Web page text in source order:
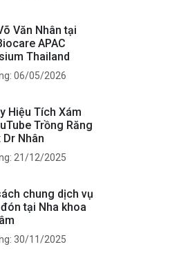
Văn Nhân tại
APAC
Thailand
06/05/2026
Hiệu Tích Xám
Trồng Răng
Nhân
21/12/2025
chung dịch vụ
tại Nha khoa
30/11/2025